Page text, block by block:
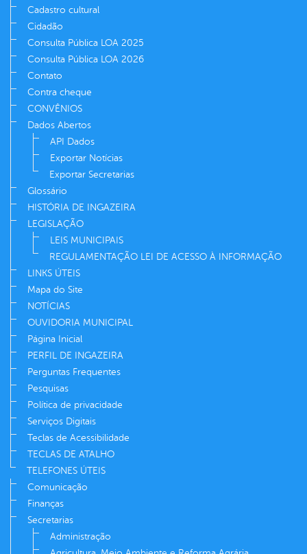
Cadastro cultural
Cidadão
Consulta Pública LOA 2025
Consulta Pública LOA 2026
Contato
Contra cheque
CONVÊNIOS
Dados Abertos
API Dados
Exportar Notícias
Exportar Secretarias
Glossário
HISTÓRIA DE INGAZEIRA
LEGISLAÇÃO
LEIS MUNICIPAIS
REGULAMENTAÇÃO LEI DE ACESSO À INFORMAÇÃO
LINKS ÚTEIS
Mapa do Site
NOTÍCIAS
OUVIDORIA MUNICIPAL
Página Inicial
PERFIL DE INGAZEIRA
Perguntas Frequentes
Pesquisas
Política de privacidade
Serviços Digitais
Teclas de Acessibilidade
TECLAS DE ATALHO
TELEFONES ÚTEIS
Comunicação
Finanças
Secretarias
Administração